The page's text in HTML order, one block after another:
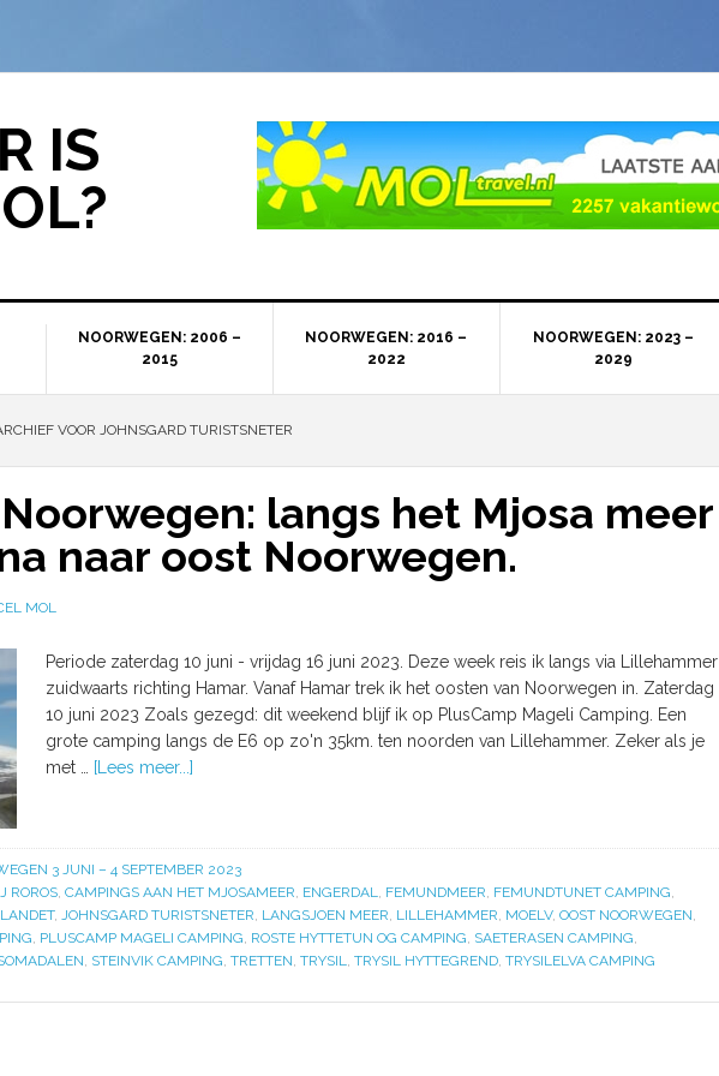
IS
NOORWEGEN: 2006 –
2015
NOORWEGEN: 2016 –
2022
NOORWEGEN: 2023 –
2029
VOOR JOHNSGARD TURISTSNETER
langs het Mjosa meer
naar oost Noorwegen.
MOL
Periode zaterdag 10 juni - vrijdag 16 juni 2023. Deze week reis ik langs via Lillehammer
zuidwaarts richting Hamar. Vanaf Hamar trek ik het oosten van Noorwegen in. Zaterdag
10 juni 2023 Zoals gezegd: dit weekend blijf ik op PlusCamp Mageli Camping. Een
grote camping langs de E6 op zo'n 35km. ten noorden van Lillehammer. Zeker als je
met …
[Lees meer...]
3 JUNI – 4 SEPTEMBER 2023
ROROS, CAMPINGS AAN HET MJOSAMEER, ENGERDAL, FEMUNDMEER, FEMUNDTUNET CAMPING,
, JOHNSGARD TURISTSNETER, LANGSJOEN MEER, LILLEHAMMER, MOELV, OOST NOORWEGEN,
, PLUSCAMP MAGELI CAMPING, ROSTE HYTTETUN OG CAMPING, SAETERASEN CAMPING,
, STEINVIK CAMPING, TRETTEN, TRYSIL, TRYSIL HYTTEGREND, TRYSILELVA CAMPING